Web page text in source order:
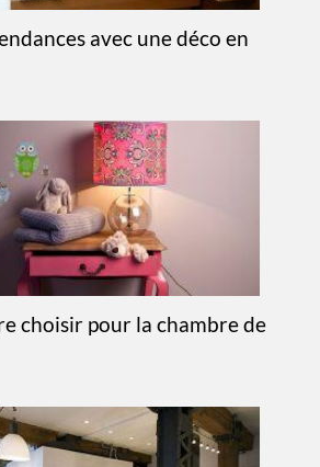
avec une déco en
choisir pour la chambre de